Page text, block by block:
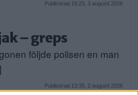
Publicerad 16:23, 3 augusti 2026
– greps
följde polisen en man
Publicerad 13:35, 2 augusti 2026